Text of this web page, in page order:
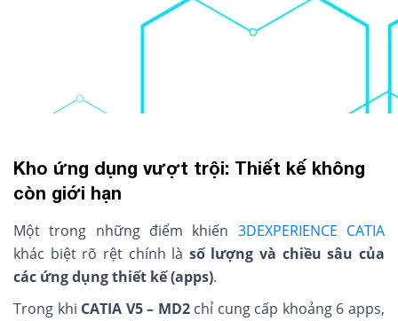
Kho ứng dụng vượt trội: Thiết kế không
còn giới hạn
Một trong những điểm khiến 3DEXPERIENCE CATIA
khác biệt rõ rệt chính là số lượng và chiều sâu của
các ứng dụng thiết kế (apps).
Trong khi CATIA V5 – MD2chỉ cung cấp khoảng 6 apps,